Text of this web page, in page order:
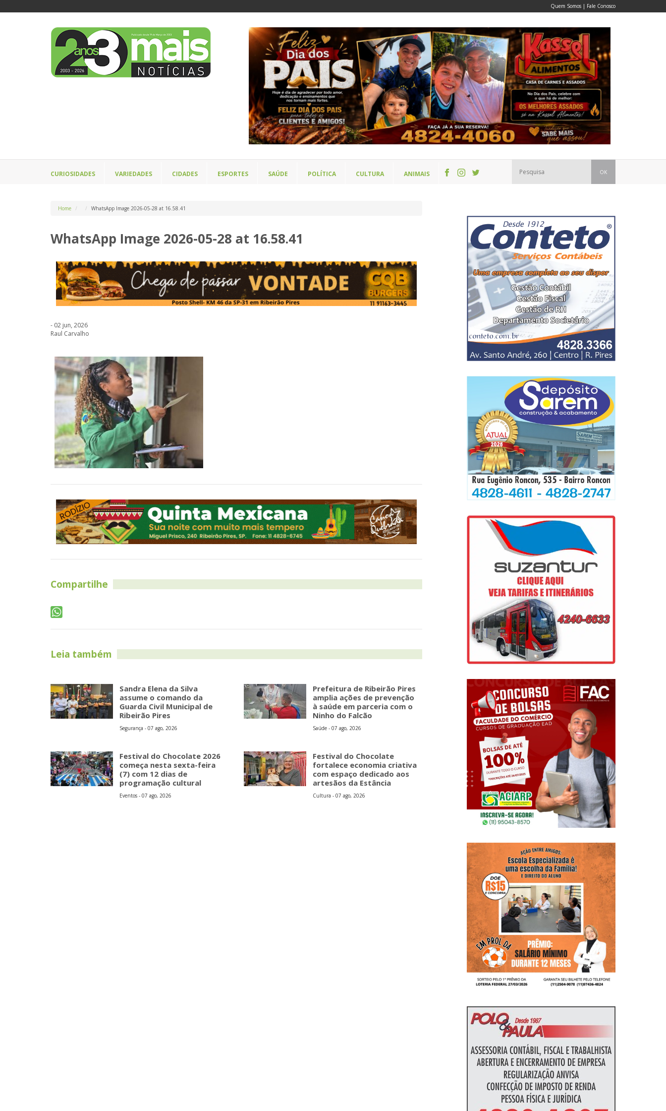
Quem Somos | Fale Conosco
CURIOSIDADES VARIEDADES CIDADES ESPORTES SAÚDE POLÍTICA CULTURA ANIMAIS OK
Home WhatsApp Image 2026-05-28 at 16.58.41
WhatsApp Image 2026-05-28 at 16.58.41
- 02 jun, 2026
Raul Carvalho
Compartilhe
Leia também
Sandra Elena da Silva
assume o comando da
Guarda Civil Municipal de
Ribeirão Pires
Segurança - 07 ago, 2026
Prefeitura de Ribeirão Pires
amplia ações de prevenção
à saúde em parceria com o
Ninho do Falcão
Saúde - 07 ago, 2026
Festival do Chocolate 2026
começa nesta sexta-feira
(7) com 12 dias de
programação cultural
Eventos - 07 ago, 2026
Festival do Chocolate
fortalece economia criativa
com espaço dedicado aos
artesãos da Estância
Cultura - 07 ago, 2026